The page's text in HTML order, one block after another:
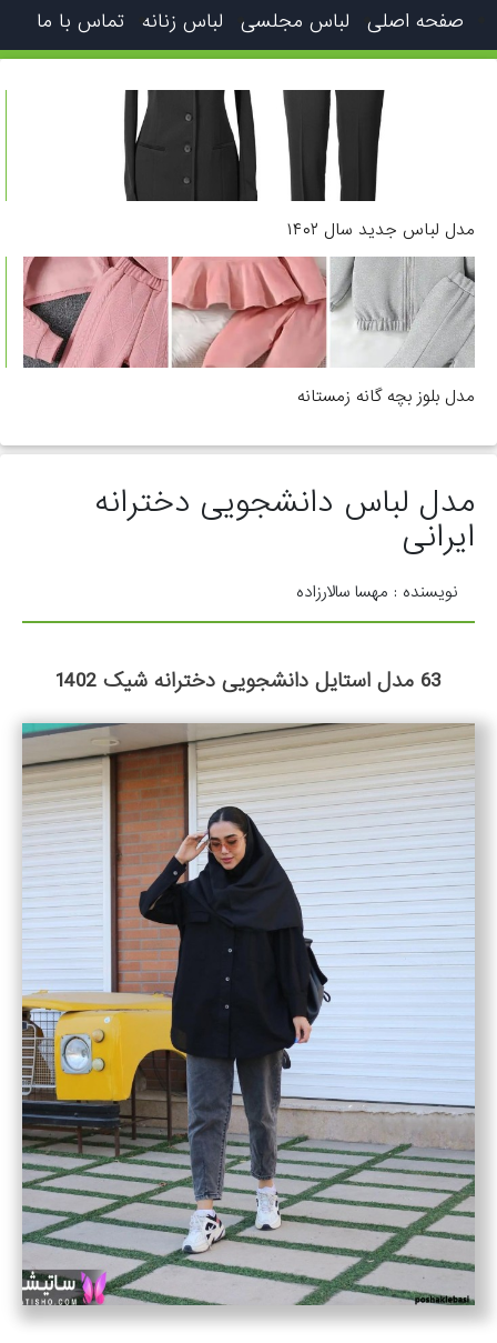
صفحه اصلی لباس مجلسی لباس زنانه تماس با ما
مدل لباس جدید سال ۱۴۰۲
مدل بلوز بچه گانه زمستانه
مدل لباس دانشجویی دخترانه
ایرانی
نویسنده : مهسا سالارزاده
63 مدل استایل دانشجویی دخترانه شیک 1402